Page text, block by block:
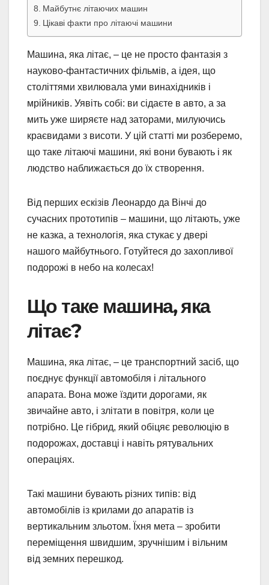
Майбутнє літаючих машин
Цікаві факти про літаючі машини
Машина, яка літає, – це не просто фантазія з
науково-фантастичних фільмів, а ідея, що
століттями хвилювала уми винахідників і
мрійників. Уявіть собі: ви сідаєте в авто, а за
мить уже ширяєте над заторами, милуючись
краєвидами з висоти. У цій статті ми розберемо,
що таке літаючі машини, які вони бувають і як
людство наближається до їх створення.
Від перших ескізів Леонардо да Вінчі до
сучасних прототипів – машини, що літають, уже
не казка, а технологія, яка стукає у двері
нашого майбутнього. Готуйтеся до захопливої
подорожі в небо на колесах!
Що таке машина, яка
літає?
Машина, яка літає, – це транспортний засіб, що
поєднує функції автомобіля і літального
апарата. Вона може їздити дорогами, як
звичайне авто, і злітати в повітря, коли це
потрібно. Це гібрид, який обіцяє революцію в
подорожах, доставці і навіть рятувальних
операціях.
Такі машини бувають різних типів: від
автомобілів із крилами до апаратів із
вертикальним зльотом. Їхня мета – зробити
переміщення швидшим, зручнішим і вільним
від земних перешкод.